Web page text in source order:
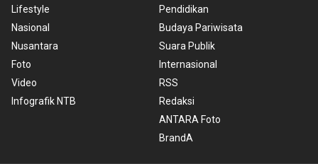
Lifestyle
Nasional
Nusantara
Foto
Video
Infografik NTB
Pendidikan
Budaya Pariwisata
Suara Publik
Internasional
RSS
Redaksi
ANTARA Foto
BrandA